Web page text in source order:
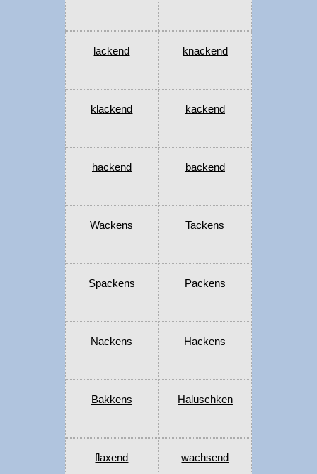
lackend knackend
klackend kackend
hackend backend
Wackens Tackens
Spackens Packens
Nackens Hackens
Bakkens Haluschken
flaxend wachsend